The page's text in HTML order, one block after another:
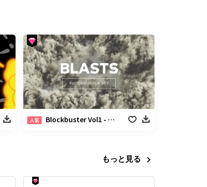
人気 Blockbuster Vol1 - 爆煙パック
もっと見る